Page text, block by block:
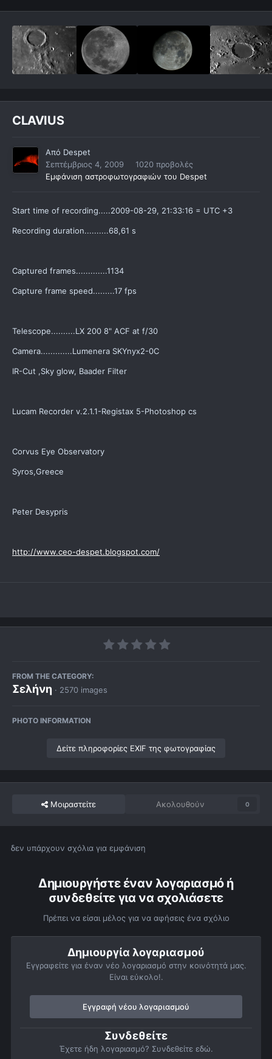
CLAVIUS
Από Despet
Σεπτέμβριος 4, 2009
1020 προβολές
Εμφάνιση αστροφωτογραφιών του Despet
Start time of recording.....2009-08-29, 21:33:16 = UTC +3
Recording duration..........68,61 s
Captured frames.............1134
Capture frame speed.........17 fps
Telescope..........LX 200 8" ACF at f/30
Camera.............Lumenera SKYnyx2-0C
IR-Cut ,Sky glow, Baader Filter
Lucam Recorder v.2.1.1-Registax 5-Photoshop cs
Corvus Eye Observatory
Syros,Greece
Peter Desypris
http://www.ceo-despet.blogspot.com/
FROM THE CATEGORY:
Σελήνη · 2570 images
PHOTO INFORMATION
Δείτε πληροφορίες EXIF της φωτογραφίας
Μοιραστείτε Ακολουθούν 0
δεν υπάρχουν σχόλια για εμφάνιση
Δημιουργήστε έναν λογαριασμό ή
συνδεθείτε για να σχολιάσετε
Πρέπει να είσαι μέλος για να αφήσεις ένα σχόλιο
Δημιουργία λογαριασμού
Εγγραφείτε για έναν νέο λογαριασμό στην κοινότητά μας.
Είναι εύκολο!.
Εγγραφή νέου λογαριασμού
Συνδεθείτε
Έχετε ήδη λογαριασμό? Συνδεθείτε εδώ.